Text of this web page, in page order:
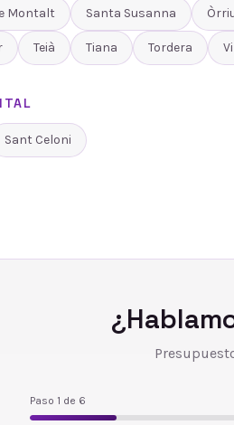
Montalt Santa Susanna
Teià Tiana Tordera
Sant Celoni
Paso 1 de 6